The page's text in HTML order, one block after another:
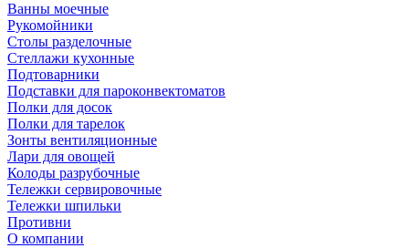
Ванны моечные
Рукомойники
Столы разделочные
Стеллажи кухонные
Подтоварники
Подставки для пароконвектоматов
Полки для досок
Полки для тарелок
Зонты вентиляционные
Лари для овощей
Колоды разрубочные
Тележки сервировочные
Тележки шпильки
Противни
О компании